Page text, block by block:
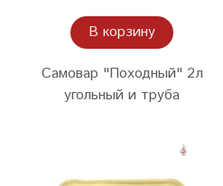
В корзину
Самовар "Походный" 2л
угольный и труба